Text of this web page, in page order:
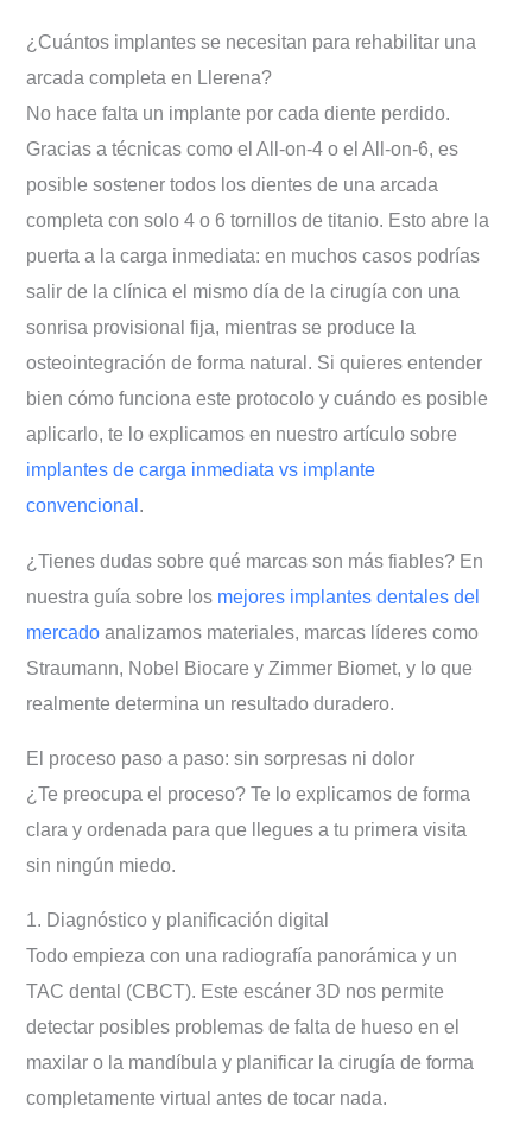
¿Cuántos implantes se necesitan para rehabilitar una
arcada completa en Llerena?
No hace falta un implante por cada diente perdido.
Gracias a técnicas como el All-on-4 o el All-on-6, es
posible sostener todos los dientes de una arcada
completa con solo 4 o 6 tornillos de titanio. Esto abre la
puerta a la carga inmediata: en muchos casos podrías
salir de la clínica el mismo día de la cirugía con una
sonrisa provisional fija, mientras se produce la
osteointegración de forma natural. Si quieres entender
bien cómo funciona este protocolo y cuándo es posible
aplicarlo, te lo explicamos en nuestro artículo sobre
implantes de carga inmediata vs implante
convencional .
¿Tienes dudas sobre qué marcas son más fiables? En
nuestra guía sobre los mejores implantes dentales del
mercado analizamos materiales, marcas líderes como
Straumann, Nobel Biocare y Zimmer Biomet, y lo que
realmente determina un resultado duradero.
El proceso paso a paso: sin sorpresas ni dolor
¿Te preocupa el proceso? Te lo explicamos de forma
clara y ordenada para que llegues a tu primera visita
sin ningún miedo.
1. Diagnóstico y planificación digital
Todo empieza con una radiografía panorámica y un
TAC dental (CBCT). Este escáner 3D nos permite
detectar posibles problemas de falta de hueso en el
maxilar o la mandíbula y planificar la cirugía de forma
completamente virtual antes de tocar nada.